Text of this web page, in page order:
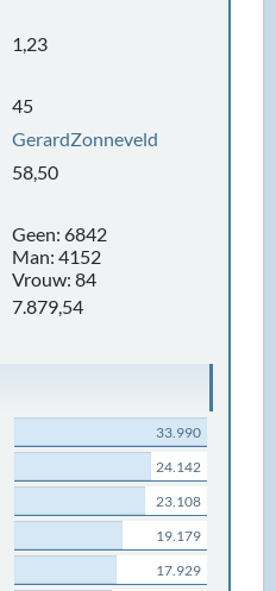
1,23
45
GerardZonneveld
58,50
Geen: 6842
Man: 4152
Vrouw: 84
7.879,54
33.990
24.142
23.108
19.179
17.929